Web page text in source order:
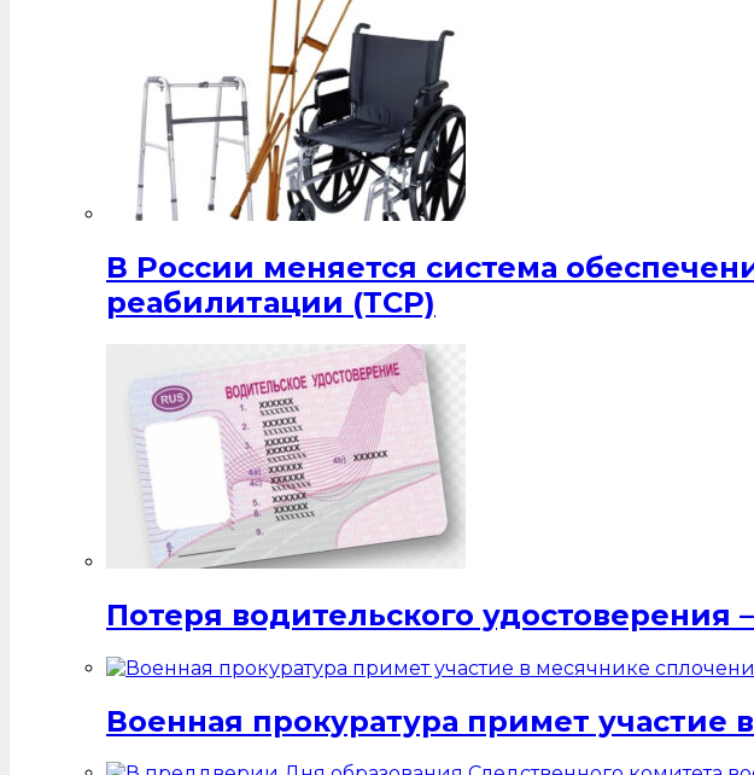
В России меняется система
реабилитации (ТСР)
Потеря водительского
Военная прокуратура примет участие